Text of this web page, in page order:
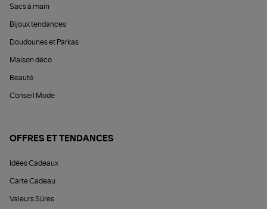
Sacs à main
Bijoux tendances
Doudounes et Parkas
Maison déco
Beauté
Conseil Mode
OFFRES ET TENDANCES
Idées Cadeaux
Carte Cadeau
Valeurs Sûres